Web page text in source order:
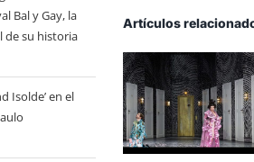
Bal y Gay, la
de su historia
Isolde’ en el
Artículos